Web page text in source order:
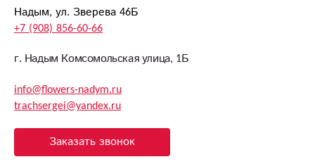
Надым, ул. Зверева 46Б
+7 (908) 856-60-66
г. Надым Комсомольская улица, 1Б
info@flowers-nadym.ru
trachsergei@yandex.ru
Заказать звонок